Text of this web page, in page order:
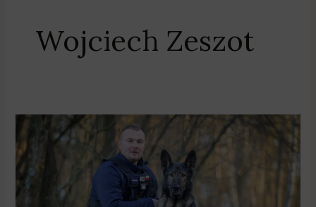
Wojciech Zeszot
Hugo
i
Chmura
nowi